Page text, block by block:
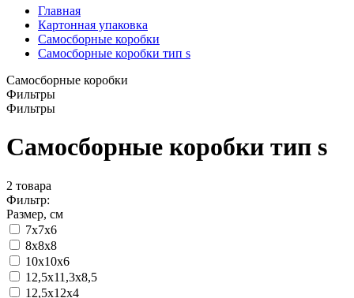
Главная
Картонная упаковка
Самосборные коробки
Самосборные коробки тип s
Самосборные коробки
Фильтры
Фильтры
Самосборные коробки тип s
2 товара
Фильтр:
Размер, см
7х7х6
8х8х8
10х10х6
12,5x11,3x8,5
12,5x12x4